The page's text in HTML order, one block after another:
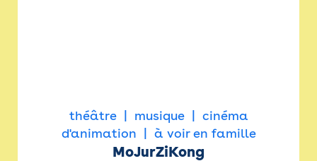
théâtre musique
cinéma
d'animation
à voir en famille
MoJurZiKong